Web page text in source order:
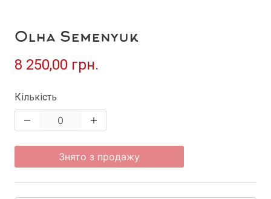
Olha Semenyuk
8 250,00 грн.
Кількість
Знято з продажу